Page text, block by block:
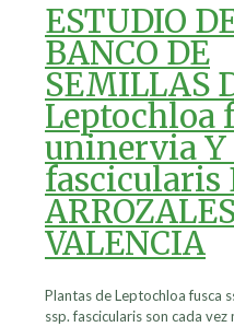
ESTUDIO
BANCO DE
SEMILLAS
Leptochloa
uninervia Y
fascicularis
VALENCIA
Plantas de Leptochloa fusca
ssp. fascicularis son cada